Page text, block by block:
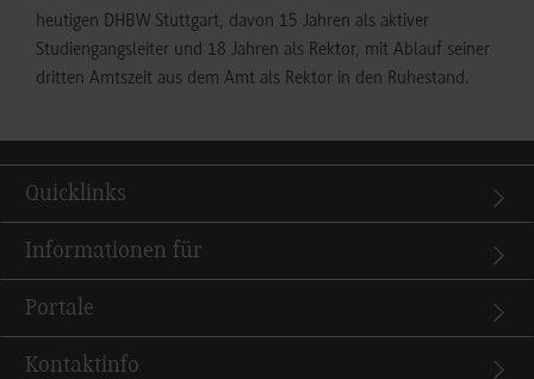
heutigen DHBW Stuttgart, davon 15 Jahren als aktiver
Studiengangsleiter und 18 Jahren als Rektor, mit Ablauf seiner
dritten Amtszeit aus dem Amt als Rektor in den Ruhestand.
Quicklinks
Informationen für
Portale
Kontaktinfo